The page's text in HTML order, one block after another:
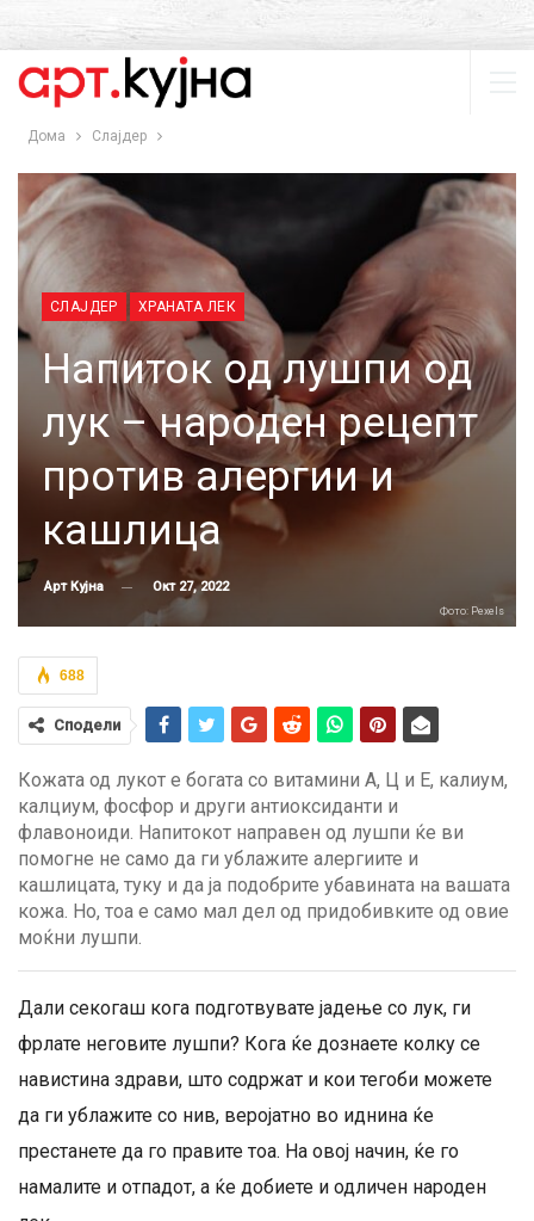
Дома Слајдер
СЛАЈДЕР ХРАНАТА ЛЕК
Напиток од лушпи од
лук – народен рецепт
против алергии и
кашлица
Арт Кујна Окт 27, 2022
Фото: Pexels
688
Сподели
Кожата од лукот е богата со витамини А, Ц и Е, калиум,
калциум, фосфор и други антиоксиданти и
флавоноиди. Напитокот направен од лушпи ќе ви
помогне не само да ги ублажите алергиите и
кашлицата, туку и да ја подобрите убавината на вашата
кожа. Но, тоа е само мал дел од придобивките од овие
моќни лушпи.
Дали секогаш кога подготвувате јадење со лук, ги
фрлате неговите лушпи? Кога ќе дознаете колку се
навистина здрави, што содржат и кои тегоби можете
да ги ублажите со нив, веројатно во иднина ќе
престанете да го правите тоа. На овој начин, ќе го
намалите и отпадот, а ќе добиете и одличен народен